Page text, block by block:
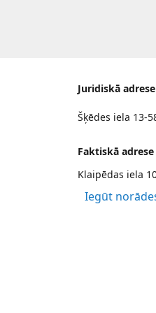
Juridiskā adrese
Šķēdes iela 13-
Faktiskā adrese
Klaipēdas iela
Iegūt